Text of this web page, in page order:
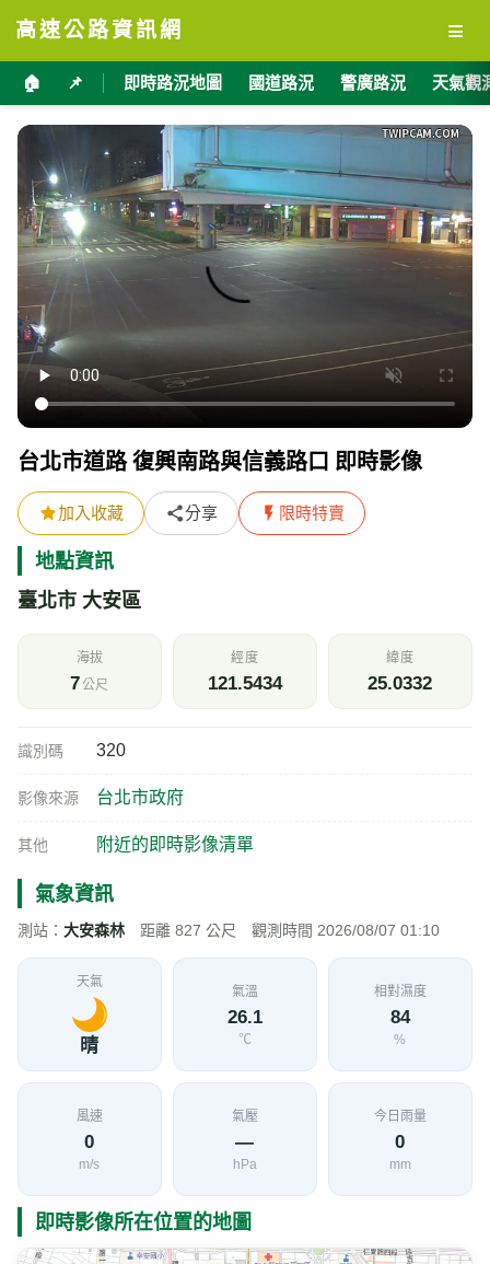
高速公路資訊網 ≡
🏠 📌 即時路況地圖 國道路況 警廣路況 天氣觀
台北市道路 復興南路與信義路口 即時影像
加入收藏 分享 限時特賣
地點資訊
臺北市 大安區
海拔
7公尺
經度
121.5434
緯度
25.0332
識別碼 320
影像來源 台北市政府
其他 附近的即時影像清單
氣象資訊
測站： 大安森林 距離 827 公尺 觀測時間 2026/08/07 01:10
天氣
晴
氣溫
26.1
℃
相對濕度
84
%
風速
0
m/s
氣壓
—
hPa
今日雨量
0
mm
即時影像所在位置的地圖